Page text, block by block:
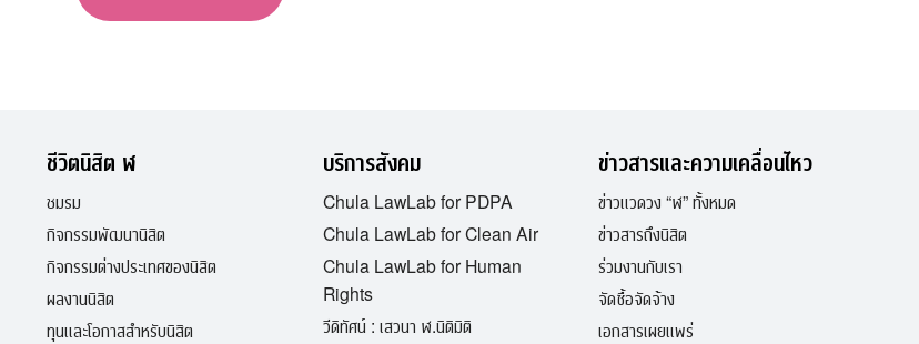
ชีวิตนิสิต ฬ
ชมรม
กิจกรรมพัฒนานิสิต
กิจกรรมต่างประเทศของนิสิต
ผลงานนิสิต
ทุนและโอกาสสำหรับนิสิต
บริการสังคม
Chula LawLab for PDPA
Chula LawLab for Clean Air
Chula LawLab for Human
Rights
วีดิทัศน์ : เสวนา ฬ.นิติมิติ
ข่าวสารและความเคลื่อนไหว
ข่าวแวดวง “ฬ” ทั้งหมด
ข่าวสารถึงนิสิต
ร่วมงานกับเรา
จัดซื้อจัดจ้าง
เอกสารเผยแพร่